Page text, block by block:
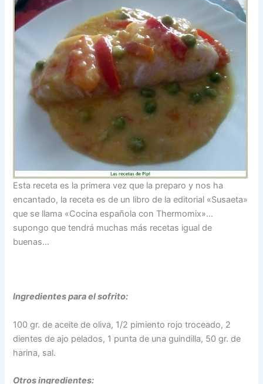
Esta receta es la primera vez que la preparo y nos ha
encantado, la receta es de un libro de la editorial «Susaeta»
que se llama «Cocina española con Thermomix»…
supongo que tendrá muchas más recetas igual de
buenas…
Ingredientes para el sofrito:
100 gr. de aceite de oliva, 1/2 pimiento rojo troceado, 2
dientes de ajo pelados, 1 punta de una guindilla, 50 gr. de
harina, sal.
Otros ingredientes: